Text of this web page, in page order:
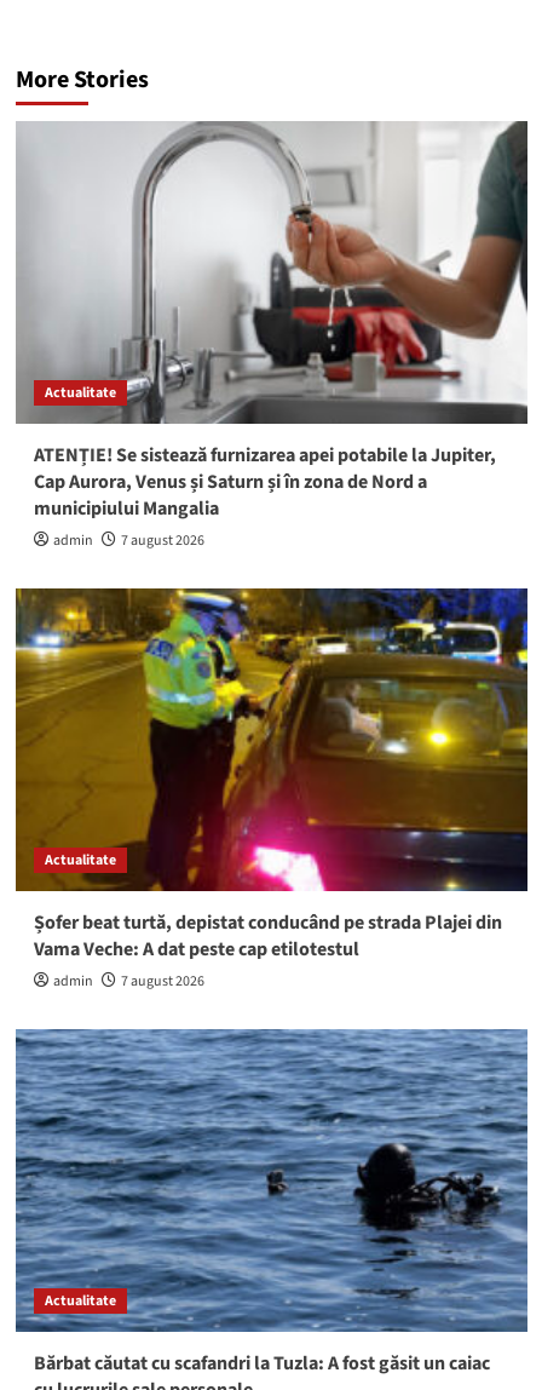
More Stories
Actualitate
ATENȚIE! Se sistează furnizarea apei potabile la Jupiter,
Cap Aurora, Venus și Saturn și în zona de Nord a
municipiului Mangalia
admin 7 august 2026
Actualitate
Șofer beat turtă, depistat conducând pe strada Plajei din
Vama Veche: A dat peste cap etilotestul
admin 7 august 2026
Actualitate
Bărbat căutat cu scafandri la Tuzla: A fost găsit un caiac